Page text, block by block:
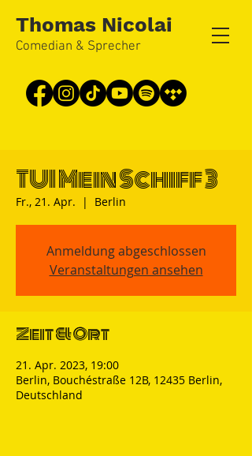
Thomas Nicolai
Comedian & Sprecher
TUI Mein Schiff 3
Fr., 21. Apr.
  |
Berlin
Anmeldung abgeschlossen
Veranstaltungen ansehen
Zeit & Ort
21. Apr. 2023, 19:00
Berlin, Bouchéstraße 12B, 12435 Berlin,
Deutschland